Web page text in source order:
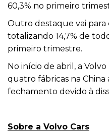
60,3% no primeiro
Outro destaque vai para
totalizando 14,7% de
primeiro trimestre.
No início de abril, a
quatro fábricas na
fechamento devido à
Sobre a Volvo Cars